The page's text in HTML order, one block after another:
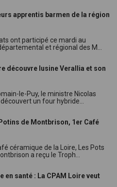
apprentis barmen de la région
ont participé ce mardi au
et régional des M...
découvre lusine Verallia et son
le-Puy, le ministre Nicolas
un four hybride...
de Montbrison, 1er Café
céramique de la Loire, Les Pots
a reçu le Troph...
en santé : La CPAM Loire veut